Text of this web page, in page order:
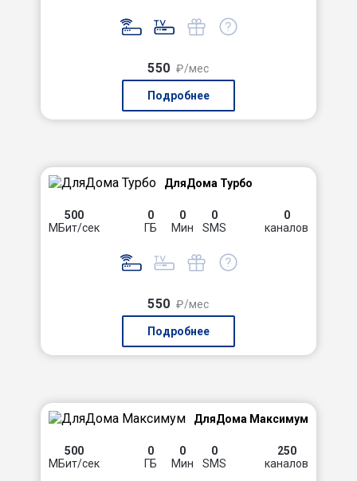
550 ₽/мес
Подробнее
ДляДома Турбо
500
МБит/сек
0
ГБ
0
Мин
0
SMS
0
каналов
550 ₽/мес
Подробнее
ДляДома Максимум
500
МБит/сек
0
ГБ
0
Мин
0
SMS
250
каналов